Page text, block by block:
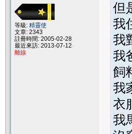
等級: 精靈使
文章: 2343
註冊時間: 2005-02-28
最近來訪: 2013-07-12
離線
但
我
我
我
飼
我
衣
我